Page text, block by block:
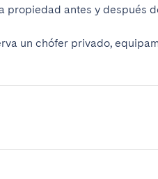
propiedad antes y después
un chófer privado,